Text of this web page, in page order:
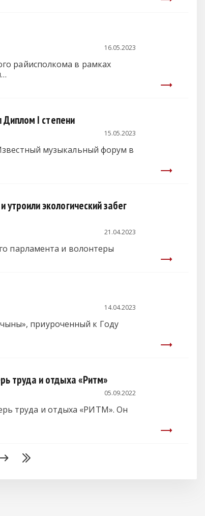
16.05.2023
райисполкома в рамках
Диплом I степени
15.05.2023
музыкальный форум в
экологический забег
21.04.2023
парламента и волонтеры
14.04.2023
приуроченный к Году
труда и отдыха «Ритм»
05.09.2022
труда и отдыха «РИТМ». Он